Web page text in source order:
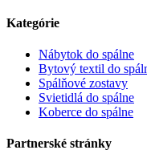
Kategórie
Nábytok do spálne
Bytový textil do
Spálňové zostavy
Svietidlá do spálne
Koberce do spálne
Partnerské stránky